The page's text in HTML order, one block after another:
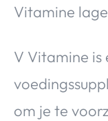
Vitamine
V Vitamine is
om je te